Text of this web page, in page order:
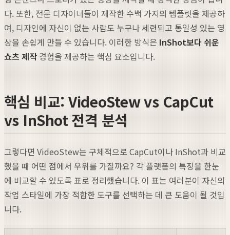
다. 또한, 전문 디자이너들이 제작한 수백 가지의 템플릿을 제공하
여, 디자인에 자신이 없는 사람도 누구나 세련되고 통일성 있는 영
상을 손쉽게 만들 수 있습니다. 이러한 방식은 InShot보다 쉬운
쇼츠 제작 경험을 제공하는 핵심 요소입니다.
핵심 비교: VideoStew vs CapCut
vs InShot 전격 분석
그렇다면 VideoStew는 구체적으로 CapCut이나 InShot과 비교
했을 때 어떤 점에서 우위를 가질까요? 각 플랫폼의 특징을 한눈
에 비교할 수 있도록 표로 정리했습니다. 이 표는 여러분이 자신의
작업 스타일에 가장 적합한 도구를 선택하는 데 큰 도움이 될 것입
니다.